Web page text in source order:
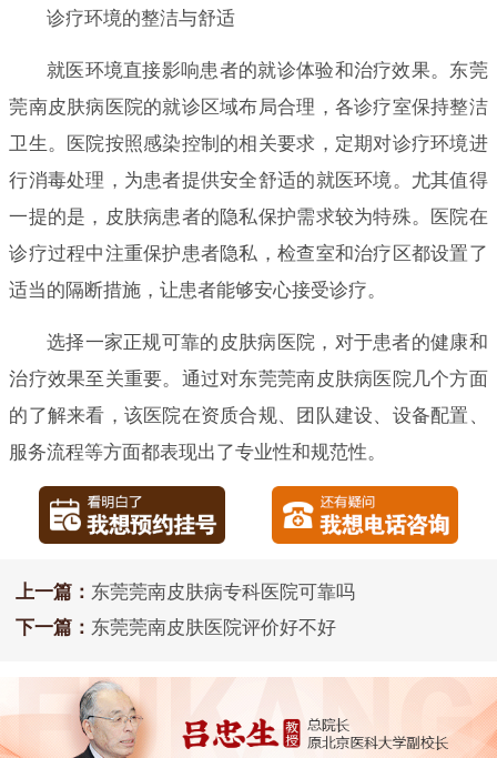
诊疗环境的整洁与舒适
就医环境直接影响患者的就诊体验和治疗效果。东莞
莞南皮肤病医院的就诊区域布局合理，各诊疗室保持整洁
卫生。医院按照感染控制的相关要求，定期对诊疗环境进
行消毒处理，为患者提供安全舒适的就医环境。尤其值得
一提的是，皮肤病患者的隐私保护需求较为特殊。医院在
诊疗过程中注重保护患者隐私，检查室和治疗区都设置了
适当的隔断措施，让患者能够安心接受诊疗。
选择一家正规可靠的皮肤病医院，对于患者的健康和
治疗效果至关重要。通过对东莞莞南皮肤病医院几个方面
的了解来看，该医院在资质合规、团队建设、设备配置、
服务流程等方面都表现出了专业性和规范性。
上一篇： 东莞莞南皮肤病专科医院可靠吗
下一篇： 东莞莞南皮肤医院评价好不好